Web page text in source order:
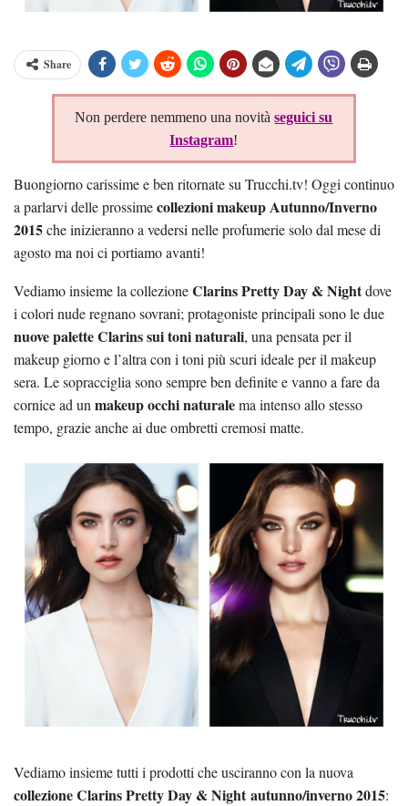
Share
Non perdere nemmeno una novitàseguici su
Instagram!
Buongiorno carissime e ben ritornate su Trucchi.tv! Oggi continuo
a parlarvi delle prossimecollezioni makeup Autunno/Inverno
2015che inizieranno a vedersi nelle profumerie solo dal mese di
agosto ma noi ci portiamo avanti!
Vediamo insieme la collezioneClarins Pretty Day & Nightdove
i colori nude regnano sovrani; protagoniste principali sono le due
nuove palette Clarins sui toni naturali, una pensata per il
makeup giorno e l’altra con i toni più scuri ideale per il makeup
sera. Le sopracciglia sono sempre ben definite e vanno a fare da
cornice ad un makeup occhi naturalema intenso allo stesso
tempo, grazie anche ai due ombretti cremosi matte.
Vediamo insieme tutti i prodotti che usciranno con la nuova
collezione Clarins Pretty Day & Night autunno/inverno 2015: